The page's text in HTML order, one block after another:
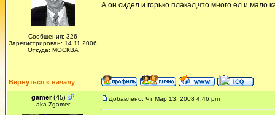
Сообщения: 326
Зарегистрирован: 14.11.2006
Откуда: МОСКВА
А он сидел и горько плакал,что много ел и мало
Вернуться к началу
gamer(45)
aka Zgamer
Добавлено: Чт Мар 13, 2008 4:46 pm